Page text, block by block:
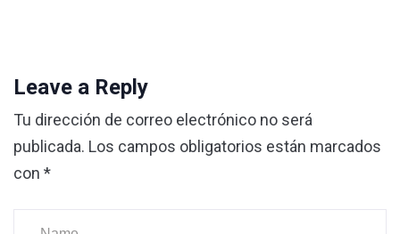
Leave a Reply
Tu dirección de correo electrónico no será
publicada. Los campos obligatorios están marcados
con *